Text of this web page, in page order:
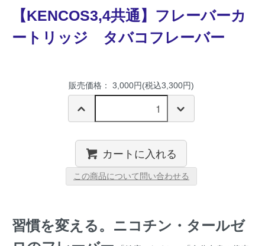
【KENCOS3,4共通】フレーバーカ
ートリッジ タバコフレーバー
販売価格： 3,000円(税込3,300円)
カートに入れる
この商品について問い合わせる
習慣を変える。ニコチン・タールゼ